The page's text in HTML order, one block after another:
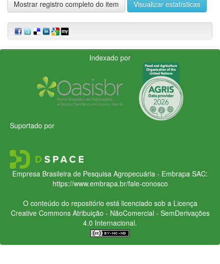
Mostrar registro completo do item Visualizar estatísticas
Indexado por
Suportado por
Empresa Brasileira de Pesquisa Agropecuária - Embrapa SAC:
https://www.embrapa.br/fale-conosco
O conteúdo do repositório está licenciado sob a Licença
Creative CommonsAtribuição - NãoComercial - SemDerivações
4.0 Internacional.